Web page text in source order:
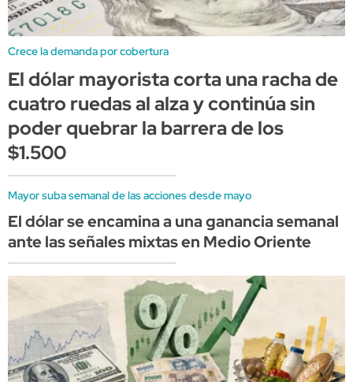
Crece la demanda por cobertura
El dólar mayorista corta una racha de
cuatro ruedas al alza y continúa sin
poder quebrar la barrera de los
$1.500
Mayor suba semanal de las acciones desde mayo
El dólar se encamina a una ganancia semanal
ante las señales mixtas en Medio Oriente